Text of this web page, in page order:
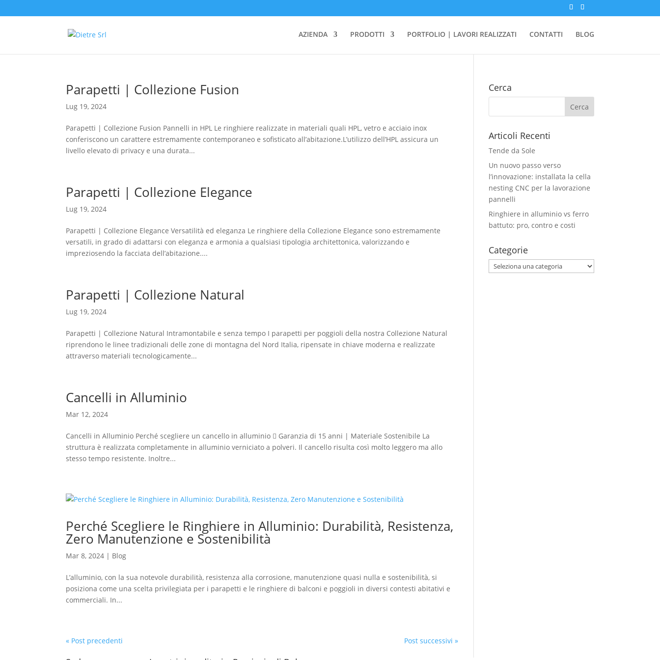
AZIENDA PRODOTTI PORTFOLIO | LAVORI REALIZZATI CONTATTI BLOG
Parapetti | Collezione Fusion
Lug 19, 2024
Parapetti | Collezione Fusion Pannelli in HPL Le ringhiere realizzate in materiali quali HPL, vetro e acciaio inox
conferiscono un carattere estremamente contemporaneo e sofisticato all’abitazione.L’utilizzo dell’HPL assicura un
livello elevato di privacy e una durata...
Parapetti | Collezione Elegance
Lug 19, 2024
Parapetti | Collezione Elegance Versatilità ed eleganza Le ringhiere della Collezione Elegance sono estremamente
versatili, in grado di adattarsi con eleganza e armonia a qualsiasi tipologia architettonica, valorizzando e
impreziosendo la facciata dell’abitazione....
Parapetti | Collezione Natural
Lug 19, 2024
Parapetti | Collezione Natural Intramontabile e senza tempo I parapetti per poggioli della nostra Collezione Natural
riprendono le linee tradizionali delle zone di montagna del Nord Italia, ripensate in chiave moderna e realizzate
attraverso materiali tecnologicamente...
Cancelli in Alluminio
Mar 12, 2024
Cancelli in Alluminio Perché scegliere un cancello in alluminio  Garanzia di 15 anni | Materiale Sostenibile La
struttura è realizzata completamente in alluminio verniciato a polveri. Il cancello risulta così molto leggero ma allo
stesso tempo resistente. Inoltre...
Perché Scegliere le Ringhiere in Alluminio: Durabilità, Resistenza,
Zero Manutenzione e Sostenibilità
Mar 8, 2024 | Blog
L’alluminio, con la sua notevole durabilità, resistenza alla corrosione, manutenzione quasi nulla e sostenibilità, si
posiziona come una scelta privilegiata per i parapetti e le ringhiere di balconi e poggioli in diversi contesti abitativi e
commerciali. In...
« Post precedenti Post successivi »
Cerca
Articoli Recenti
Tende da Sole
Un nuovo passo verso
l’innovazione: installata la cella
nesting CNC per la lavorazione
pannelli
Ringhiere in alluminio vs ferro
battuto: pro, contro e costi
Categorie
Categorie